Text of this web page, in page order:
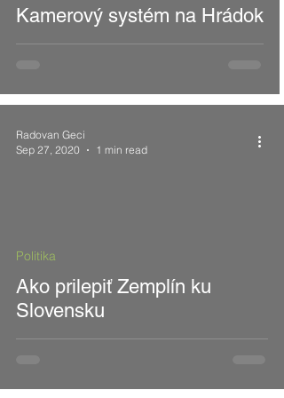
Kamerový systém na Hrádok
Ako prilepiť Zemplín ku
Slovensku
Politika
Radovan Geci
Sep 27, 2020
1 min read